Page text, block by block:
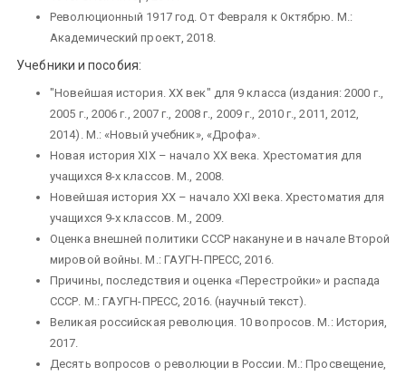
Революционный 1917 год. От Февраля к Октябрю. М.:
Академический проект, 2018.
Учебники и пособия:
"Новейшая история. ХХ век" для 9 класса (издания: 2000 г.,
2005 г., 2006 г., 2007 г., 2008 г., 2009 г., 2010 г., 2011, 2012,
2014). М.: «Новый учебник», «Дрофа».
Новая история XIX – начало XX века. Хрестоматия для
учащихся 8-х классов. М., 2008.
Новейшая история XX – начало XXI века. Хрестоматия для
учащихся 9-х классов. М., 2009.
Оценка внешней политики СССР накануне и в начале Второй
мировой войны. М.: ГАУГН-ПРЕСС, 2016.
Причины, последствия и оценка «Перестройки» и распада
СССР. М.: ГАУГН-ПРЕСС, 2016. (научный текст).
Великая российская революция. 10 вопросов. М.: История,
2017.
Десять вопросов о революции в России. М.: Просвещение,